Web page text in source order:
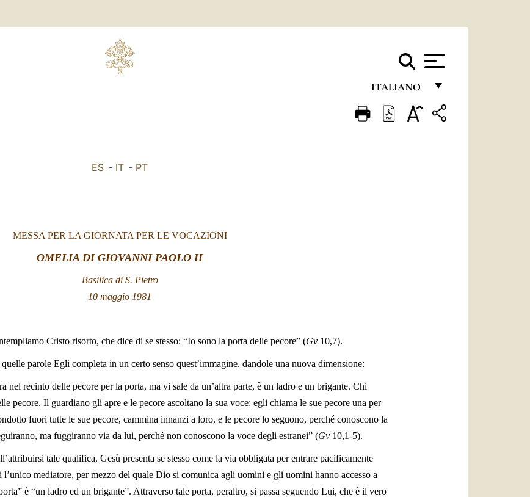
ITALIANO
FRANÇAIS
ES - IT - PT
MESSA PER LA GIORNATA PER LE VOCAZIONI
OMELIA DI GIOVANNI PAOLO II
Basilica di S. Pietro
10 maggio 1981
Cristo risorto, che dice di se stesso: “Io sono la porta delle pecore” (Gv 10,7).
parole Egli completa in un certo senso quest’immagine, dandole una nuova dimensione:
nel recinto delle pecore per la porta, ma vi sale da un’altra parte, è un ladro e un brigante. Chi
pecore. Il guardiano gli apre e le pecore ascoltano la sua voce: egli chiama le sue pecore una per
fuori tutte le sue pecore, cammina innanzi a loro, e le pecore lo seguono, perché conoscono la
ma fuggiranno via da lui, perché non conoscono la voce degli estranei” (Gv 10,1-5).
tale qualifica, Gesù presenta se stesso come la via obbligata per entrare pacificamente
mediatore, per mezzo del quale Dio si comunica agli uomini e gli uomini hanno accesso a
è “un ladro ed un brigante”. Attraverso tale porta, peraltro, si passa seguendo Lui, che è il vero